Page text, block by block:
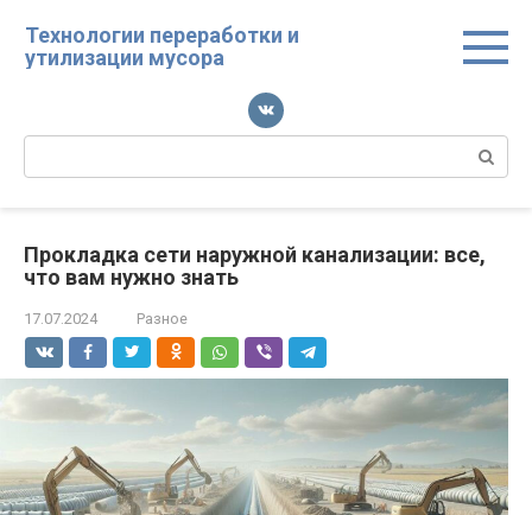
контенту
Технологии переработки и
утилизации мусора
Поиск:
Прокладка сети наружной канализации: все,
что вам нужно знать
17.07.2024 Разное